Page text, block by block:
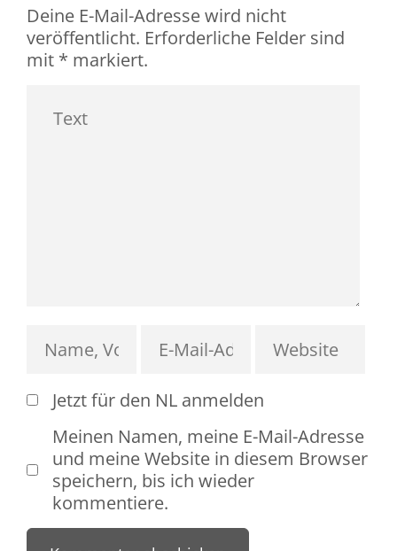
Deine E-Mail-Adresse wird nicht
veröffentlicht. Erforderliche Felder sind
mit * markiert.
Jetzt für den NL anmelden
Meinen Namen, meine E-Mail-Adresse
und meine Website in diesem Browser
speichern, bis ich wieder
kommentiere.